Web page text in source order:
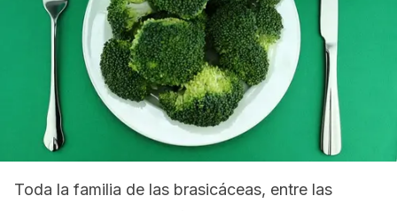
Toda la familia de las brasicáceas, entre las